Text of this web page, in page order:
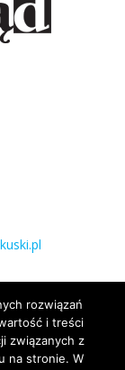
rozwiązań
i treści
związanych z
na stronie. W